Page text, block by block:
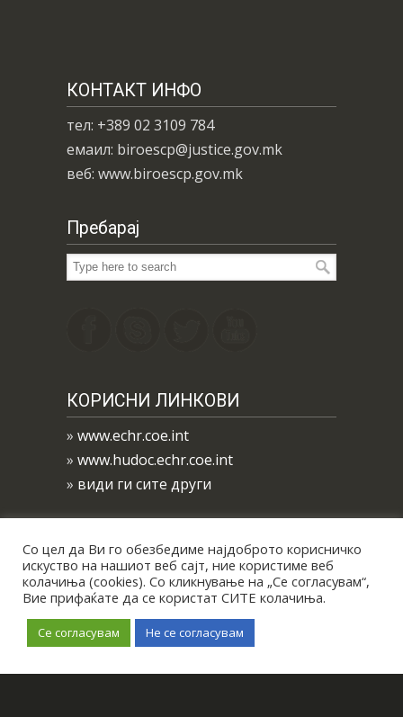
КОНТАКТ ИНФО
тел: +389 02 3109 784
емаил: biroescp@justice.gov.mk
веб: www.biroescp.gov.mk
Пребарај
КОРИСНИ ЛИНКОВИ
» www.echr.coe.int
» www.hudoc.echr.coe.int
» види ги сите други
Со цел да Ви го обезбедиме најдоброто корисничко
искуство на нашиот веб сајт, ние користиме веб
колачиња (cookies). Со кликнување на „Се согласувам“,
Вие прифаќате да се користат СИТЕ колачиња.
Се согласувам Не се согласувам